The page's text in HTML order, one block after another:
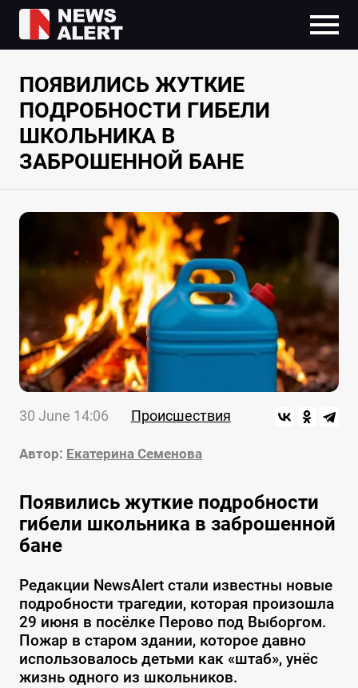
ПОЯВИЛИСЬ ЖУТКИЕ
ПОДРОБНОСТИ ГИБЕЛИ
ШКОЛЬНИКА В
ЗАБРОШЕННОЙ БАНЕ
30 June 14:06 Происшествия
Автор: Екатерина Семенова
Появились жуткие подробности
гибели школьника в заброшенной
бане
Редакции NewsAlert стали известны новые
подробности трагедии, которая произошла
29 июня в посёлке Перово под Выборгом.
Пожар в старом здании, которое давно
использовалось детьми как «штаб», унёс
жизнь одного из школьников.